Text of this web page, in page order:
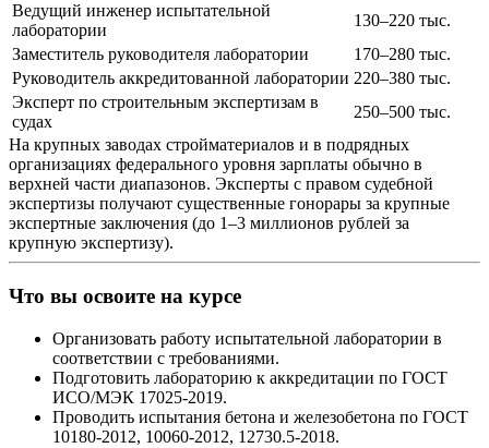
Ведущий инженер испытательной
лаборатории
130–220 тыс.
Заместитель руководителя лаборатории
170–280 тыс.
Руководитель аккредитованной лаборатории 220–380 тыс.
Эксперт по строительным экспертизам в
судах
250–500 тыс.
На крупных заводах стройматериалов и в подрядных
организациях федерального уровня зарплаты обычно в
верхней части диапазонов. Эксперты с правом судебной
экспертизы получают существенные гонорары за крупные
экспертные заключения (до 1–3 миллионов рублей за
крупную экспертизу).
Что вы освоите на курсе
Организовать работу испытательной лаборатории в
соответствии с требованиями.
Подготовить лабораторию к аккредитации по ГОСТ
ИСО/МЭК 17025-2019.
Проводить испытания бетона и железобетона по ГОСТ
10180-2012, 10060-2012, 12730.5-2018.